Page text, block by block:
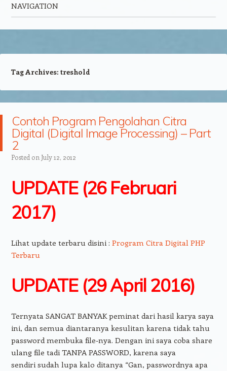
NAVIGATION
Tag Archives: treshold
Contoh Program Pengolahan Citra
Digital (Digital Image Processing) – Part
2
Posted on July 12, 2012
UPDATE (26 Februari
2017)
Lihat update terbaru disini : Program Citra Digital PHP
Terbaru
UPDATE (29 April 2016)
Ternyata SANGAT BANYAK peminat dari hasil karya saya
ini, dan semua diantaranya kesulitan karena tidak tahu
password membuka file-nya. Dengan ini saya coba share
ulang file tadi TANPA PASSWORD, karena saya
sendiri sudah lupa kalo ditanya “Gan, passwordnya apa